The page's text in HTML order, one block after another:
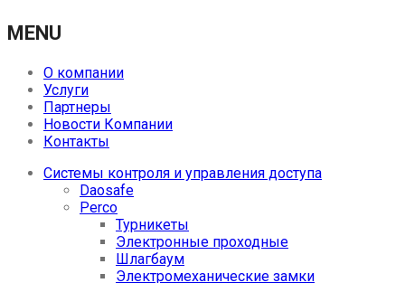
MENU
О компании
Услуги
Партнеры
Новости Компании
Контакты
Системы контроля и управления доступа
Daosafe
Perco
Турникеты
Электронные проходные
Шлагбаум
Электромеханические замки